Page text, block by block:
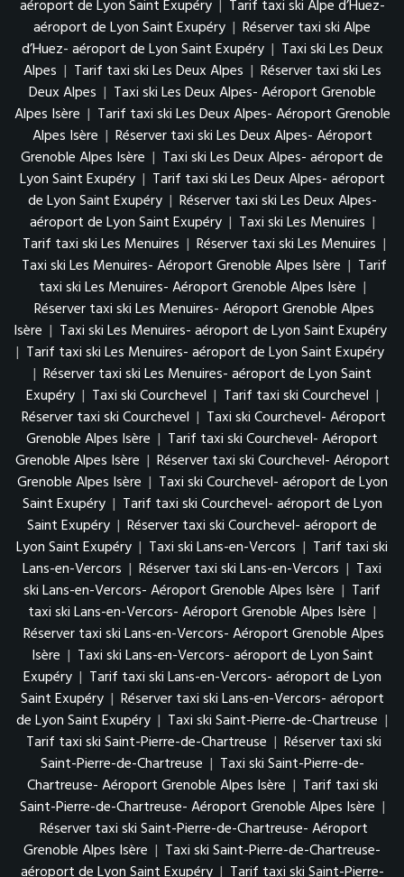
aéroport de Lyon Saint Exupéry | Tarif taxi ski Alpe d’Huez-
aéroport de Lyon Saint Exupéry | Réserver taxi ski Alpe
d’Huez- aéroport de Lyon Saint Exupéry | Taxi ski Les Deux
Alpes | Tarif taxi ski Les Deux Alpes | Réserver taxi ski Les
Deux Alpes | Taxi ski Les Deux Alpes- Aéroport Grenoble
Alpes Isère | Tarif taxi ski Les Deux Alpes- Aéroport Grenoble
Alpes Isère | Réserver taxi ski Les Deux Alpes- Aéroport
Grenoble Alpes Isère | Taxi ski Les Deux Alpes- aéroport de
Lyon Saint Exupéry | Tarif taxi ski Les Deux Alpes- aéroport
de Lyon Saint Exupéry | Réserver taxi ski Les Deux Alpes-
aéroport de Lyon Saint Exupéry | Taxi ski Les Menuires |
Tarif taxi ski Les Menuires | Réserver taxi ski Les Menuires |
Taxi ski Les Menuires- Aéroport Grenoble Alpes Isère | Tarif
taxi ski Les Menuires- Aéroport Grenoble Alpes Isère |
Réserver taxi ski Les Menuires- Aéroport Grenoble Alpes
Isère | Taxi ski Les Menuires- aéroport de Lyon Saint Exupéry
| Tarif taxi ski Les Menuires- aéroport de Lyon Saint Exupéry
| Réserver taxi ski Les Menuires- aéroport de Lyon Saint
Exupéry | Taxi ski Courchevel | Tarif taxi ski Courchevel |
Réserver taxi ski Courchevel | Taxi ski Courchevel- Aéroport
Grenoble Alpes Isère | Tarif taxi ski Courchevel- Aéroport
Grenoble Alpes Isère | Réserver taxi ski Courchevel- Aéroport
Grenoble Alpes Isère | Taxi ski Courchevel- aéroport de Lyon
Saint Exupéry | Tarif taxi ski Courchevel- aéroport de Lyon
Saint Exupéry | Réserver taxi ski Courchevel- aéroport de
Lyon Saint Exupéry | Taxi ski Lans-en-Vercors | Tarif taxi ski
Lans-en-Vercors | Réserver taxi ski Lans-en-Vercors | Taxi
ski Lans-en-Vercors- Aéroport Grenoble Alpes Isère | Tarif
taxi ski Lans-en-Vercors- Aéroport Grenoble Alpes Isère |
Réserver taxi ski Lans-en-Vercors- Aéroport Grenoble Alpes
Isère | Taxi ski Lans-en-Vercors- aéroport de Lyon Saint
Exupéry | Tarif taxi ski Lans-en-Vercors- aéroport de Lyon
Saint Exupéry | Réserver taxi ski Lans-en-Vercors- aéroport
de Lyon Saint Exupéry | Taxi ski Saint-Pierre-de-Chartreuse |
Tarif taxi ski Saint-Pierre-de-Chartreuse | Réserver taxi ski
Saint-Pierre-de-Chartreuse | Taxi ski Saint-Pierre-de-
Chartreuse- Aéroport Grenoble Alpes Isère | Tarif taxi ski
Saint-Pierre-de-Chartreuse- Aéroport Grenoble Alpes Isère |
Réserver taxi ski Saint-Pierre-de-Chartreuse- Aéroport
Grenoble Alpes Isère | Taxi ski Saint-Pierre-de-Chartreuse-